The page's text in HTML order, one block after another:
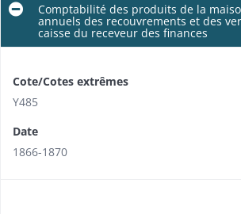
Comptabilité des produits de la
annuels des recouvrements et des
caisse du receveur des finances
Cote/Cotes extrêmes
Y485
Date
1866-1870